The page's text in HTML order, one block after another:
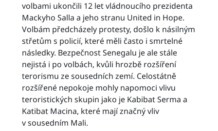
volbami ukončili 12 let vládnoucího prezidenta
Mackyho Salla a jeho stranu United in Hope.
Volbám předcházely protesty, došlo k násilným
střetům s policií, které měli často i smrtelné
následky. Bezpečnost Senegalu je ale stále
nejistá i po volbách, kvůli hrozbě rozšíření
terorismu ze sousedních zemí. Celostátně
rozšířené nepokoje mohly napomoci vlivu
teroristických skupin jako je Kabibat Serma a
Katibat Macina, které mají značný vliv
v sousedním Mali.